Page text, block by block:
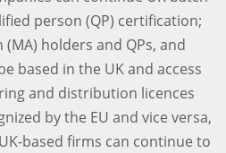
person (QP) certification;
holders and QPs, and
based in the UK and access
and distribution licences
by the EU and vice versa,
based firms can continue to